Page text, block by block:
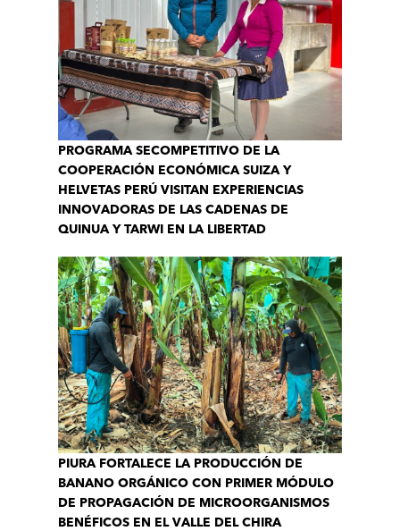
PROGRAMA SECOMPETITIVO DE LA
COOPERACIÓN ECONÓMICA SUIZA Y
HELVETAS PERÚ VISITAN EXPERIENCIAS
INNOVADORAS DE LAS CADENAS DE
QUINUA Y TARWI EN LA LIBERTAD
PIURA FORTALECE LA PRODUCCIÓN DE
BANANO ORGÁNICO CON PRIMER MÓDULO
DE PROPAGACIÓN DE MICROORGANISMOS
BENÉFICOS EN EL VALLE DEL CHIRA